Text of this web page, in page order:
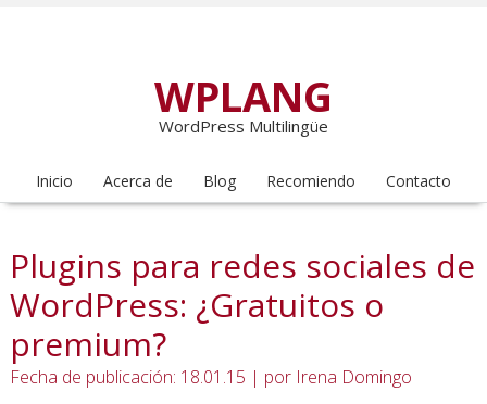
WPLANG
WordPress Multilingüe
Inicio Acerca de Blog Recomiendo Contacto
Plugins para redes sociales de
WordPress: ¿Gratuitos o
premium?
Fecha de publicación: 18.01.15 | por Irena Domingo